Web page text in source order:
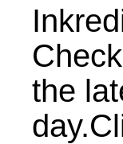
the